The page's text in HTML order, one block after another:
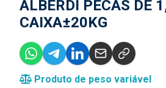
ALBERDI PECAS DE
CAIXA±20KG
Produto de peso variável